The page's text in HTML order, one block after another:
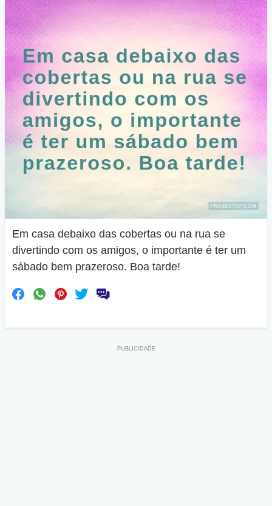
Em casa debaixo das cobertas ou na rua se
divertindo com os amigos, o importante é ter um
sábado bem prazeroso. Boa tarde!